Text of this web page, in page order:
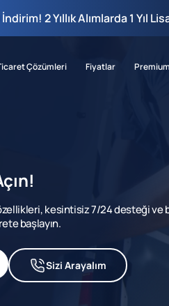
2 Yıllık Alımlarda 1 Yıl
Çözümleri Fiyatlar
kesintisiz 7/24 desteği ve
başlayın.
Sizi Arayalım